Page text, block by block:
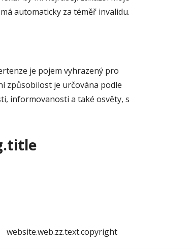
automaticky za téměř invalidu.
je pojem vyhrazený pro
způsobilost je určována podle
informovanosti a také osvěty, s
website.web.zz.text.copyright